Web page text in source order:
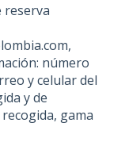
reserva
número
y celular del
y de
gama